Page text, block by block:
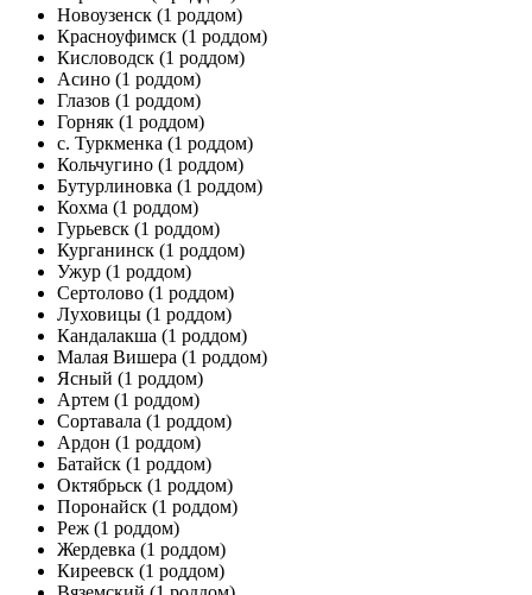
Новоузенск (1 роддом)
Красноуфимск (1 роддом)
Кисловодск (1 роддом)
Асино (1 роддом)
Глазов (1 роддом)
Горняк (1 роддом)
с. Туркменка (1 роддом)
Кольчугино (1 роддом)
Бутурлиновка (1 роддом)
Кохма (1 роддом)
Гурьевск (1 роддом)
Курганинск (1 роддом)
Ужур (1 роддом)
Сертолово (1 роддом)
Луховицы (1 роддом)
Кандалакша (1 роддом)
Малая Вишера (1 роддом)
Ясный (1 роддом)
Артем (1 роддом)
Сортавала (1 роддом)
Ардон (1 роддом)
Батайск (1 роддом)
Октябрьск (1 роддом)
Поронайск (1 роддом)
Реж (1 роддом)
Жердевка (1 роддом)
Киреевск (1 роддом)